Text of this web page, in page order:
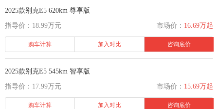
2025款别克E5 620km 尊享版
指导价：18.99万元 市场价： 16.69万起
购车计算 加入对比 咨询底价
2025款别克E5 545km 智享版
指导价：17.99万元 市场价： 15.69万起
购车计算 加入对比 咨询底价